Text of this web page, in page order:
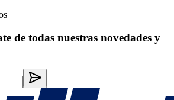
de todas nuestras novedades y